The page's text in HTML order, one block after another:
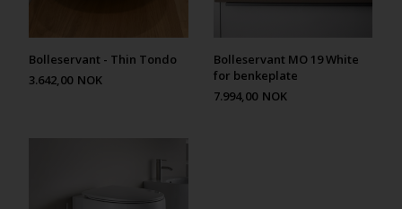
Bolleservant - Thin Tondo
3.642,00 NOK
Bolleservant MO 19 White
for benkeplate
7.994,00 NOK